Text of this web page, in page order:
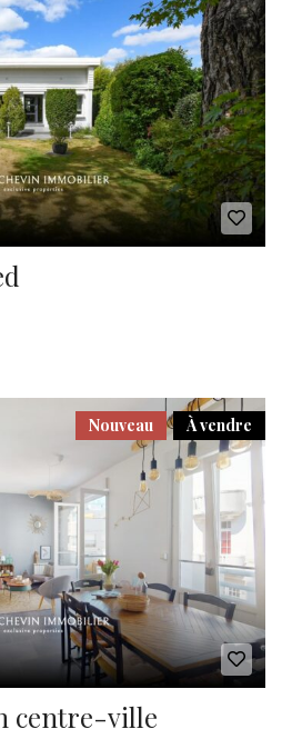
À vendre
Nouveau
centre-ville